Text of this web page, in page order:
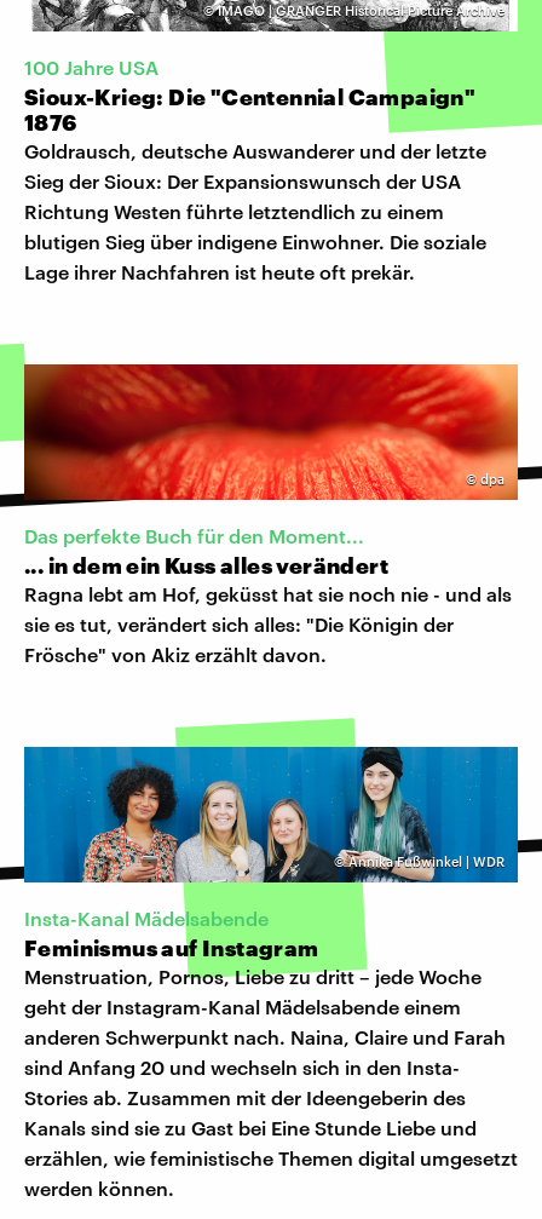
©IMAGO | GRANGER Historical Picture Archive
100 Jahre USA
Sioux-Krieg: Die "Centennial Campaign"
1876
Goldrausch, deutsche Auswanderer und der letzte
Sieg der Sioux: Der Expansionswunsch der USA
Richtung Westen führte letztendlich zu einem
blutigen Sieg über indigene Einwohner. Die soziale
Lage ihrer Nachfahren ist heute oft prekär.
© dpa
Das perfekte Buch für den Moment...
... in dem ein Kuss alles verändert
Ragna lebt am Hof, geküsst hat sie noch nie - und als
sie es tut, verändert sich alles: "Die Königin der
Frösche" von Akiz erzählt davon.
©Annika Fußwinkel | WDR
Insta-Kanal Mädelsabende
Feminismus auf Instagram
Menstruation, Pornos, Liebe zu dritt – jede Woche
geht der Instagram-Kanal Mädelsabende einem
anderen Schwerpunkt nach. Naina, Claire und Farah
sind Anfang 20 und wechseln sich in den Insta-
Stories ab. Zusammen mit der Ideengeberin des
Kanals sind sie zu Gast bei Eine Stunde Liebe und
erzählen, wie feministische Themen digital umgesetzt
werden können.